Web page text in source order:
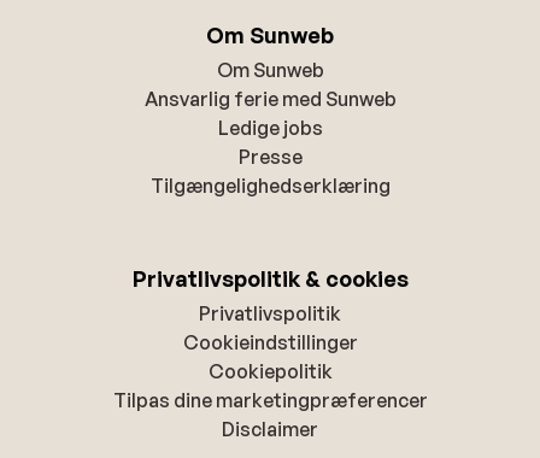
Om Sunweb
Om Sunweb
Ansvarlig ferie med Sunweb
Ledige jobs
Presse
Tilgængelighedserklæring
Privatlivspolitik & cookies
Privatlivspolitik
Cookieindstillinger
Cookiepolitik
Tilpas dine marketingpræferencer
Disclaimer